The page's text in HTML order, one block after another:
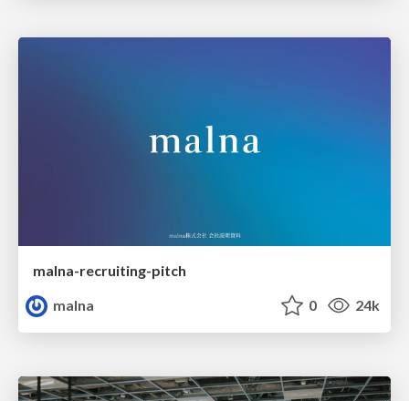
malna-recruiting-pitch
malna
0 24k